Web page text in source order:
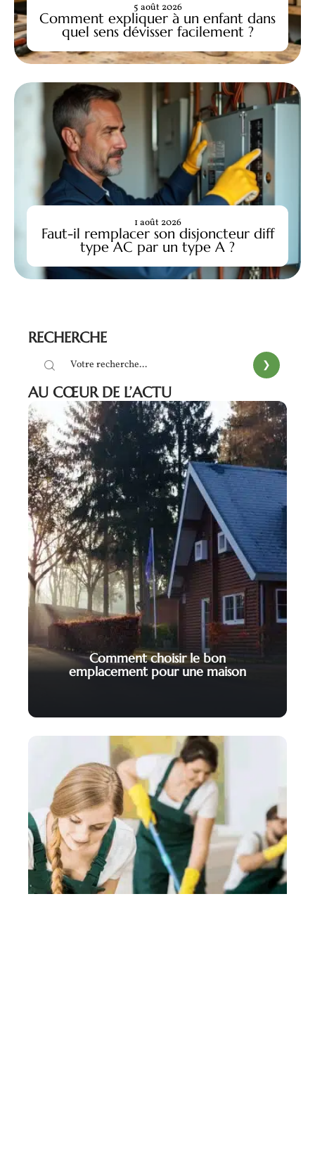
Comment expliquer à un enfant dans
quel sens dévisser facilement ?
5 août 2026
Faut-il remplacer son disjoncteur diff
type AC par un type A ?
1 août 2026
RECHERCHE
AU CŒUR DE L’ACTU
Comment choisir le bon
emplacement pour une maison